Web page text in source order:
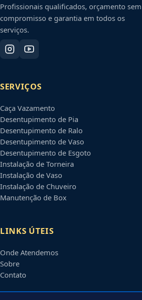
Profissionais qualificados, orçamento sem
compromisso e garantia em todos os
serviços.
SERVIÇOS
Caça Vazamento
Desentupimento de Pia
Desentupimento de Ralo
Desentupimento de Vaso
Desentupimento de Esgoto
Instalação de Torneira
Instalação de Vaso
Instalação de Chuveiro
Manutenção de Box
LINKS ÚTEIS
Onde Atendemos
Sobre
Contato